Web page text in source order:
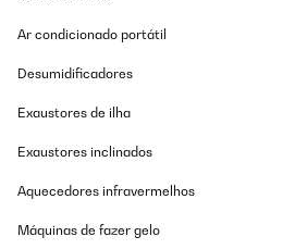
Ar condicionado portátil
Desumidificadores
Exaustores de ilha
Exaustores inclinados
Aquecedores infravermelhos
Máquinas de fazer gelo